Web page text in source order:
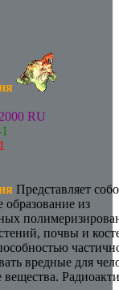
2000 RU
Представляет
образование из
почвы и
вредные для
вещества.